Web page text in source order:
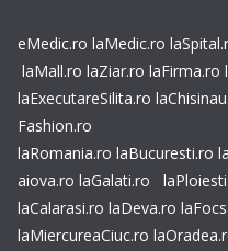
eMedic.ro laMedic.ro
laMall.ro laZiar.ro laFirma.ro
laExecutareSilita.ro
Fashion.ro
laRomania.ro laBucuresti.ro
aiova.ro laGalati.ro
laCalarasi.ro laDeva.ro
laMiercureaCiuc.ro